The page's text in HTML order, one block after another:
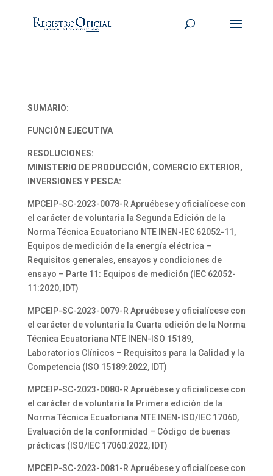
SUMARIO:
FUNCIÓN EJECUTIVA
RESOLUCIONES:
MINISTERIO DE PRODUCCIÓN, COMERCIO EXTERIOR,
INVERSIONES Y PESCA:
MPCEIP-SC-2023-0078-R Apruébese y oficialícese con
el carácter de voluntaria la Segunda Edición de la
Norma Técnica Ecuatoriano NTE INEN-IEC 62052-11,
Equipos de medición de la energía eléctrica –
Requisitos generales, ensayos y condiciones de
ensayo – Parte 11: Equipos de medición (IEC 62052-
11:2020, IDT)
MPCEIP-SC-2023-0079-R Apruébese y oficialícese con
el carácter de voluntaria la Cuarta edición de la Norma
Técnica Ecuatoriana NTE INEN-ISO 15189,
Laboratorios Clínicos – Requisitos para la Calidad y la
Competencia (ISO 15189:2022, IDT)
MPCEIP-SC-2023-0080-R Apruébese y oficialícese con
el carácter de voluntaria la Primera edición de la
Norma Técnica Ecuatoriana NTE INEN-ISO/IEC 17060,
Evaluación de la conformidad – Código de buenas
prácticas (ISO/IEC 17060:2022, IDT)
MPCEIP-SC-2023-0081-R Apruébese y oficialícese con